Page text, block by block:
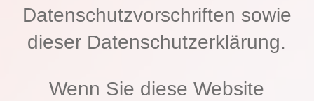
Datenschutzvorschriften sowie
dieser Datenschutzerklärung.
Wenn Sie diese Website